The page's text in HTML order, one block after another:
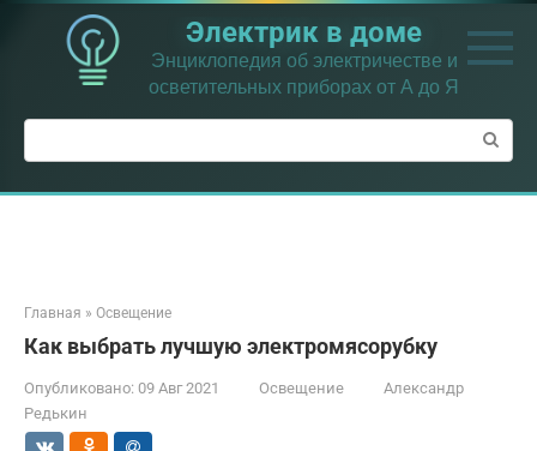
Перейти
контенту
Электрик в доме
Энциклопедия об электричестве и
осветительных приборах от А до Я
Поиск:
Главная » Освещение
Как выбрать лучшую электромясорубку
Опубликовано: 09 Авг 2021 Освещение
Александр
Редькин